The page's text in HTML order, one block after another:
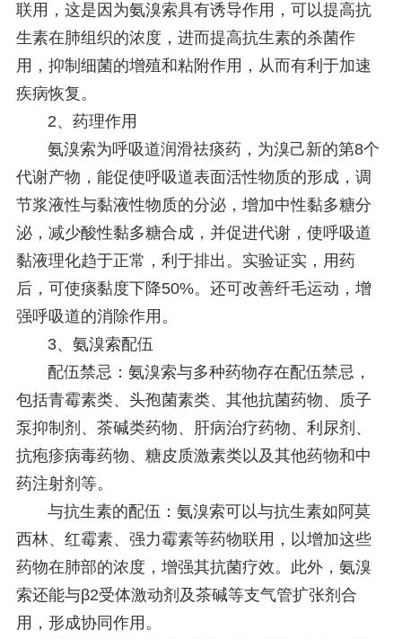
联用，这是因为氨溴索具有诱导作用，可以提高抗
生素在肺组织的浓度，进而提高抗生素的杀菌作
用，抑制细菌的增殖和粘附作用，从而有利于加速
疾病恢复。
2、药理作用
氨溴索为呼吸道润滑祛痰药，为溴己新的第8个
代谢产物，能促使呼吸道表面活性物质的形成，调
节浆液性与黏液性物质的分泌，增加中性黏多糖分
泌，减少酸性黏多糖合成，并促进代谢，使呼吸道
黏液理化趋于正常，利于排出。实验证实，用药
后，可使痰黏度下降50%。还可改善纤毛运动，增
强呼吸道的消除作用。
3、氨溴索配伍
配伍禁忌‌：氨溴索与多种药物存在配伍禁忌，
包括青霉素类、头孢菌素类、其他抗菌药物、质子
泵抑制剂、茶碱类药物、肝病治疗药物、利尿剂、
抗疱疹病毒药物、糖皮质激素类以及其他药物和中
药注射剂等。‌
与抗生素的配伍‌：氨溴索可以与抗生素如阿莫
西林、红霉素、强力霉素等药物联用，以增加这些
药物在肺部的浓度，增强其抗菌疗效。此外，氨溴
索还能与β2受体激动剂及茶碱等支气管扩张剂合
用，形成协同作用。‌